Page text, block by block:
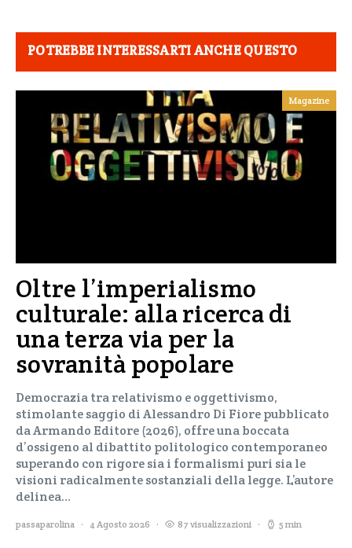
POTREBBE INTERESSARTI ANCHE QUESTO
Magazine
Oltre l’imperialismo
culturale: alla ricerca di
una terza via per la
sovranità popolare
Democrazia tra relativismo e oggettivismo,
stimolante saggio di Alessandro Di Fiore pubblicato
da Armando Editore (2026), offre una boccata
d’ossigeno al dibattito politologico contemporaneo
superando con rigore sia i formalismi puri sia le
visioni radicalmente sostanziali della legge. L’autore
delinea…
passaparolina 4 Agosto 2026 87 visualizzazioni 5 min